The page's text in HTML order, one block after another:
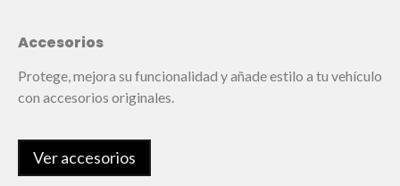
Accesorios
Protege, mejora su funcionalidad y añade estilo a tu vehículo
con accesorios originales.
Ver accesorios